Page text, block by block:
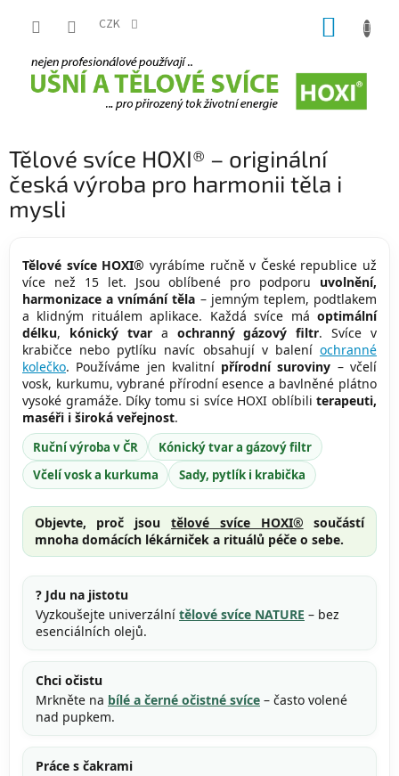
CZK
Tělové svíce HOXI® – originální
česká výroba pro harmonii těla i
mysli
Tělové svíce HOXI® vyrábíme ručně v České republice už
více než 15 let. Jsou oblíbené pro podporu uvolnění,
harmonizace a vnímání těla – jemným teplem, podtlakem
a klidným rituálem aplikace. Každá svíce má optimální
délku, kónický tvara ochranný gázový filtr. Svíce v
krabičce nebo pytlíku navíc obsahují v balení ochranné
kolečko. Používáme jen kvalitní přírodní suroviny – včelí
vosk, kurkumu, vybrané přírodní esence a bavlněné plátno
vysoké gramáže. Díky tomu si svíce HOXI oblíbili terapeuti,
maséři i široká veřejnost.
Ruční výroba v ČR
Kónický tvar a gázový filtr
Včelí vosk a kurkuma
Sady, pytlík i krabička
Objevte, proč jsou tělové svíce HOXI® součástí
mnoha domácích lékárniček a rituálů péče o sebe.
? Jdu na jistotu
Vyzkoušejte univerzální tělové svíce NATURE – bez
esenciálních olejů.
Chci očistu
Mrkněte na bílé a černé očistné svíce – často volené
nad pupkem.
Práce s čakrami